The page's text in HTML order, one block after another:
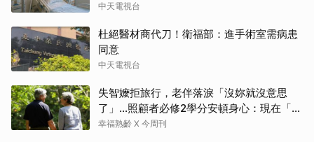
中天電視台
杜絕醫材商代刀！衛福部：進手術室需病患
同意
中天電視台
失智嬤拒旅行，老伴落淚「沒妳就沒意思
了」…照顧者必修2學分安頓身心：現在「這
樣」就好了
幸福熟齡 X 今周刊